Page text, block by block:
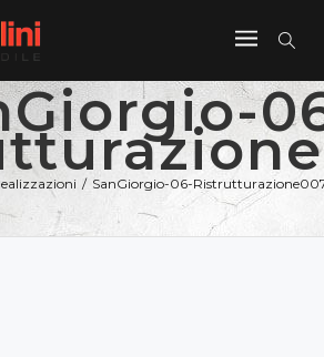
/ SanGiorgio-06-